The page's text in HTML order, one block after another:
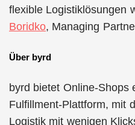
flexible Logistiklösungen
Boridko, Managing
Über byrd
byrd bietet Online-Shops
Fulfillment-Plattform, mit
Logistik mit wenigen